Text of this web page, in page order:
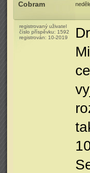
Cobram
registrovaný uživatel
číslo příspěvku: 1592
registrován: 10-2019